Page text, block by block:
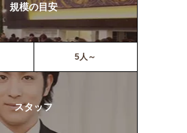
規模の目安
5人～
スタッフ